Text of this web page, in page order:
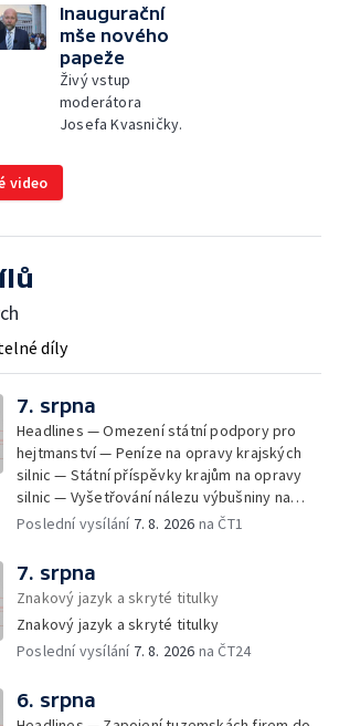
Inaugurační
mše nového
papeže
Živý vstup
moderátora
Josefa Kvasničky.
video
díly
7. srpna
Headlines — Omezení státní podpory pro
hejtmanství — Peníze na opravy krajských
silnic — Státní příspěvky krajům na opravy
silnic — Vyšetřování nálezu výbušniny na
letišti v Lipsku — Pasové kontroly spojů mezi
budovy ve Zlíně — Pohřeb Milana Knížáka —
Obvinění v kauze Správy železnic — Tržby
ve službách vzrostly — Další útoku
ukrajinských dronů na sklady v Rusku —
Exhumace těl obětí volyňských masakrů —
Vodní elektrárny kvůli suchu omezují provoz
— 25 let od zápisu vily Tugendhat na seznam
Poslední vysílání 7. 8. 2026 na ČT1
7. srpna
Znakový jazyk a skryté titulky
Znakový jazyk a skryté titulky
Poslední vysílání 7. 8. 2026 na ČT24
6. srpna